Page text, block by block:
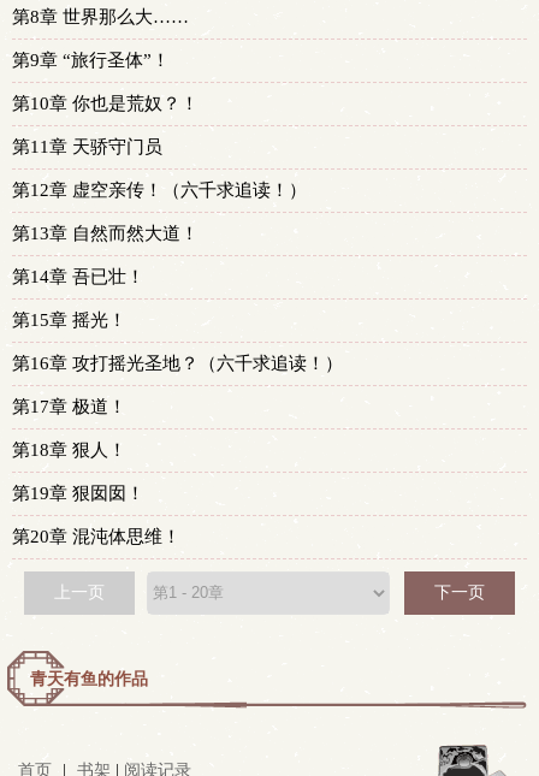
第8章 世界那么大……
第9章 “旅行圣体”！
第10章 你也是荒奴？！
第11章 天骄守门员
第12章 虚空亲传！（六千求追读！）
第13章 自然而然大道！
第14章 吾已壮！
第15章 摇光！
第16章 攻打摇光圣地？（六千求追读！）
第17章 极道！
第18章 狠人！
第19章 狠囡囡！
第20章 混沌体思维！
上一页 下一页
青天有鱼的作品
首页 书架 阅读记录